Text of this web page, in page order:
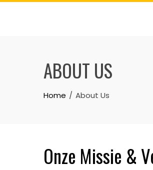
Skip
ABOUT US
Home About Us
Onze Missie &